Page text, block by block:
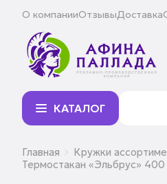
О компанииОтзывыДоставка
КАТАЛОГ
Главная Кружки
Термостакан «Эльбрус»